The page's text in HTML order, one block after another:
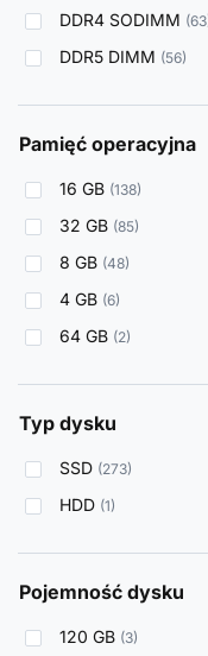
DDR4 SODIMM 63
DDR5 DIMM 56
Pamięć operacyjna
16 GB 138
32 GB 85
8 GB 48
4 GB 6
64 GB 2
Typ dysku
SSD 273
HDD 1
Pojemność dysku
120 GB 3